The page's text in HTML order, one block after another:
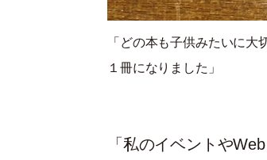
「どの本も子供みたいに
１冊になりました」
「私のイベントや